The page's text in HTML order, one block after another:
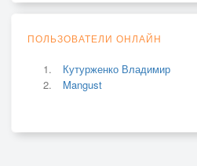
ПОЛЬЗОВАТЕЛИ ОНЛАЙН
Кутурженко Владимир
Mangust